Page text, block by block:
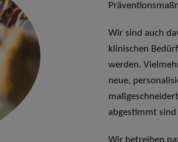
Wir sind auch
klinischen
werden.
neue,
abgestimmt
Wir betreiben